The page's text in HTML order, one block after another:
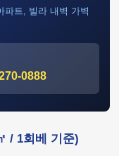
파트, 빌라 내벽 가벽
0888
/ 1회베 기준)